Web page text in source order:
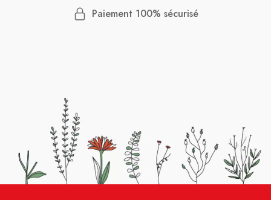
Paiement 100% sécurisé